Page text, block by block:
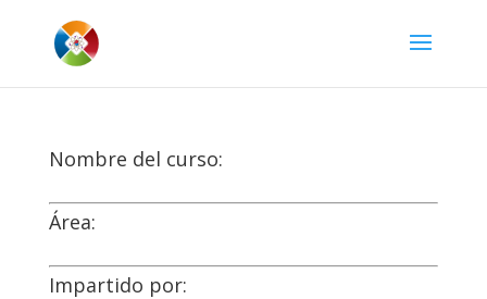
Nombre del curso:
Área:
Impartido por: